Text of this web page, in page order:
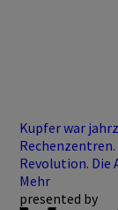
Kupfer war
Revolution.
Mehr
presented by